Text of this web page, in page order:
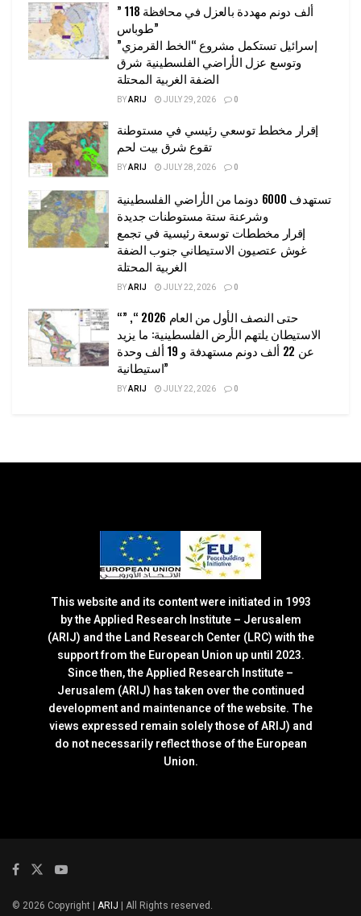
” 118 ألف دونم مهددة بالعزل في محافظة
طوباس”
إسرائيل تستكمل مشروع “الخط القرمزي”
وتوسع عزل الأراضي الفلسطينية شرق
الضفة الغربية المحتلة
BYARIJ JULY 29, 2026 0
إقرار مخطط توسعي رئيسي في مستوطنة
تقوع شرق بيت لحم
BYARIJ JULY 28, 2026 0
تستهدف 6000 دونما من الأراضي الفلسطينية
وشرعنة ستة مستوطنات جديدة
إقرار مخططات توسعة رئيسية في تجمع
غوش عتصيون الاستيطاني جنوب الضفة
الغربية المحتلة
BYARIJ JULY 22, 2026 0
“حتى النصف الأول من العام 2026 “, ”
الاستيطان يلتهم الأرض الفلسطينية: ما يزيد
عن 22 ألف دونم مستهدفة و 19 ألف وحدة
استيطانية”
BYARIJ JULY 22, 2026 0
This website and its content were initiated in 1993
by the Applied Research Institute – Jerusalem
(ARIJ) and the Land Research Center (LRC) with the
support from the European Union up until 2023.
Since then, the Applied Research Institute –
Jerusalem (ARIJ) has taken over the continued
development and maintenance of the website. The
views expressed remain solely those of ARIJ) and
do not necessarily reflect those of the European
Union.
© 2026 Copyright | ARIJ | All Rights reserved.